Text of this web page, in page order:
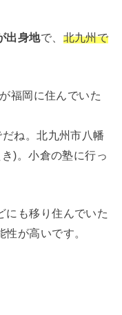
出身地で、 北九州で
福岡に住んでいた
だね。北九州市八幡
)。小倉の塾に行っ
にも移り住んでいた
が高いです。